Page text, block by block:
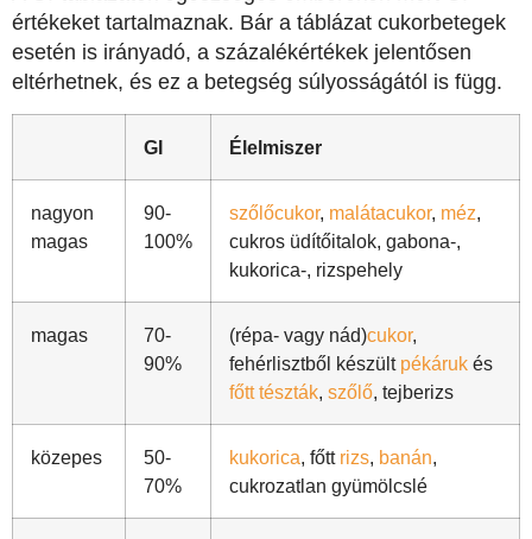
értékeket tartalmaznak. Bár a táblázat cukorbetegek
esetén is irányadó, a százalékértékek jelentősen
eltérhetnek, és ez a betegség súlyosságától is függ.
GI Élelmiszer
nagyon
magas
90-
100%
szőlőcukor, malátacukor, méz,
cukros üdítőitalok, gabona-,
kukorica-, rizspehely
magas
70-
90%
(répa- vagy nád)cukor,
fehérlisztből készült pékáruk és
főtt tészták, szőlő, tejberizs
közepes
50-
70%
kukorica, főtt rizs, banán,
cukrozatlan gyümölcslé